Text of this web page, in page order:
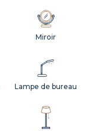
Lampe de bureau
Miroir